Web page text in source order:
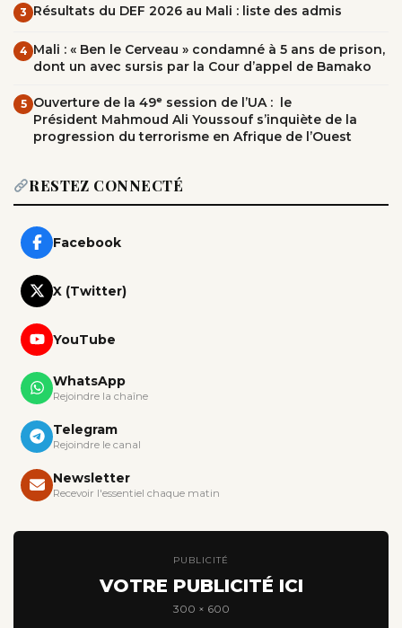
3 Résultats du DEF 2026 au Mali : liste des admis
4 Mali : « Ben le Cerveau » condamné à 5 ans de prison,
dont un avec sursis par la Cour d’appel de Bamako
5 Ouverture de la 49ᵉ session de l’UA : le
Président Mahmoud Ali Youssouf s’inquiète de la
progression du terrorisme en Afrique de l’Ouest
RESTEZ CONNECTÉ
Facebook
X (Twitter)
YouTube
WhatsApp
Rejoindre la chaîne
Telegram
Rejoindre le canal
Newsletter
Recevoir l'essentiel chaque matin
PUBLICITÉ
VOTRE PUBLICITÉ ICI
300 × 600